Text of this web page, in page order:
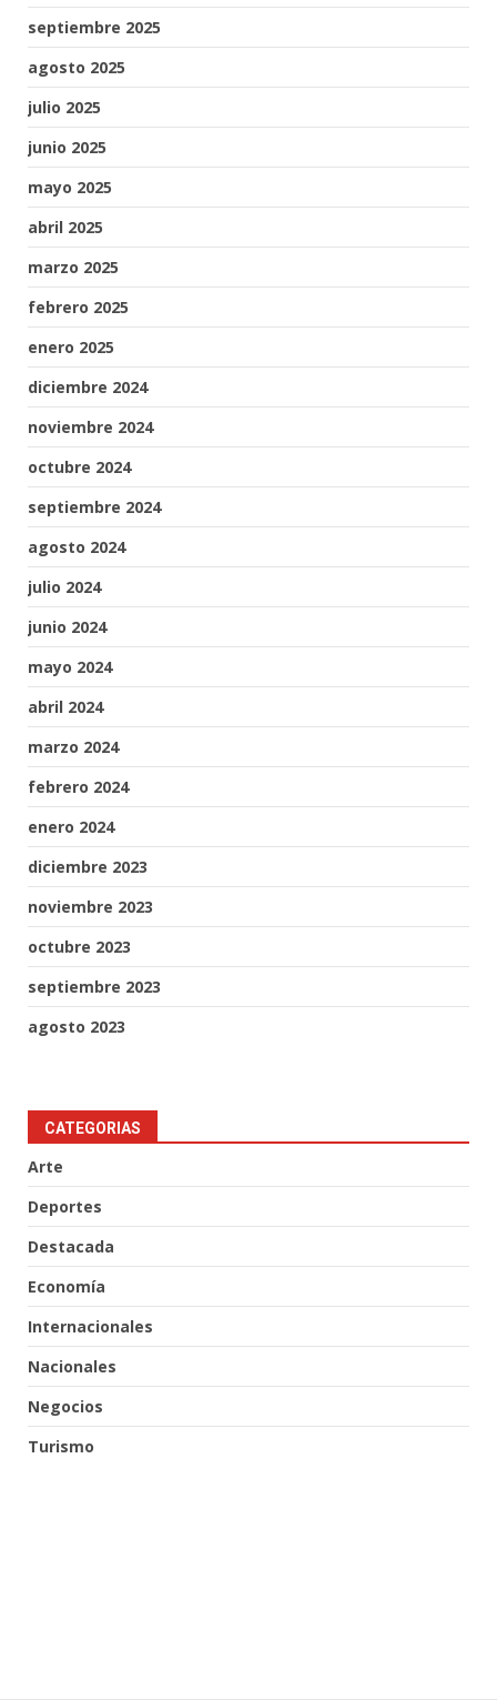
septiembre 2025
agosto 2025
julio 2025
junio 2025
mayo 2025
abril 2025
marzo 2025
febrero 2025
enero 2025
diciembre 2024
noviembre 2024
octubre 2024
septiembre 2024
agosto 2024
julio 2024
junio 2024
mayo 2024
abril 2024
marzo 2024
febrero 2024
enero 2024
diciembre 2023
noviembre 2023
octubre 2023
septiembre 2023
agosto 2023
CATEGORIAS
Arte
Deportes
Destacada
Economía
Internacionales
Nacionales
Negocios
Turismo